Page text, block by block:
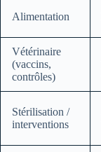
Alimentation
Vétérinaire
(vaccins,
contrôles)
Stérilisation /
interventions